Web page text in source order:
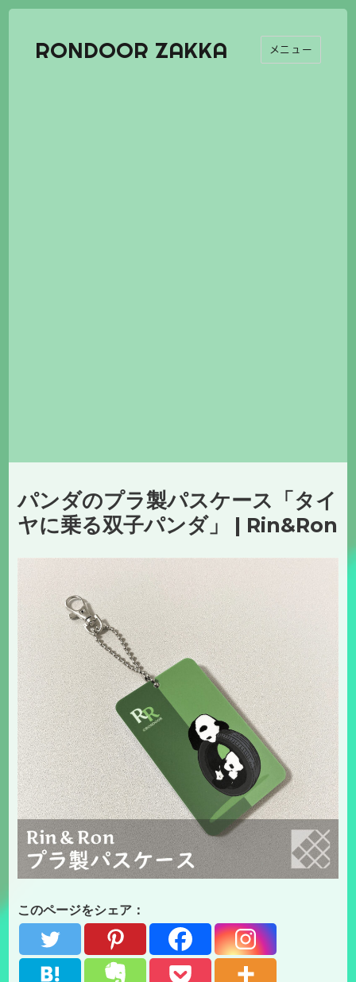
RONDOOR ZAKKA メニュー
パンダのプラ製パスケース「タイ
ヤに乗る双子パンダ」 | Rin&Ron
このページをシェア：